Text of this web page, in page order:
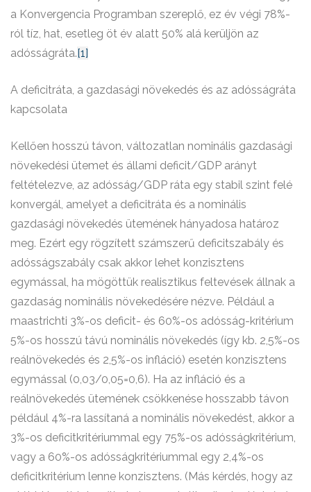
a Konvergencia Programban szereplő, ez év végi 78%-
ról tíz, hat, esetleg öt év alatt 50% alá kerüljön az
adósságráta.[1]
A deficitráta, a gazdasági növekedés és az adósságráta
kapcsolata
Kellően hosszú távon, változatlan nominális gazdasági
növekedési ütemet és állami deficit/GDP arányt
feltételezve, az adósság/GDP ráta egy stabil szint felé
konvergál, amelyet a deficitráta és a nominális
gazdasági növekedés ütemének hányadosa határoz
meg. Ezért egy rögzített számszerű deficitszabály és
adósságszabály csak akkor lehet konzisztens
egymással, ha mögöttük realisztikus feltevések állnak a
gazdaság nominális növekedésére nézve. Például a
maastrichti 3%-os deficit- és 60%-os adósság-kritérium
5%-os hosszú távú nominális növekedés (így kb. 2,5%-os
reálnövekedés és 2,5%-os infláció) esetén konzisztens
egymással (0,03/0,05=0,6). Ha az infláció és a
reálnövekedés ütemének csökkenése hosszabb távon
például 4%-ra lassítaná a nominális növekedést, akkor a
3%-os deficitkritériummal egy 75%-os adósságkritérium,
vagy a 60%-os adósságkritériummal egy 2,4%-os
deficitkritérium lenne konzisztens. (Más kérdés, hogy az